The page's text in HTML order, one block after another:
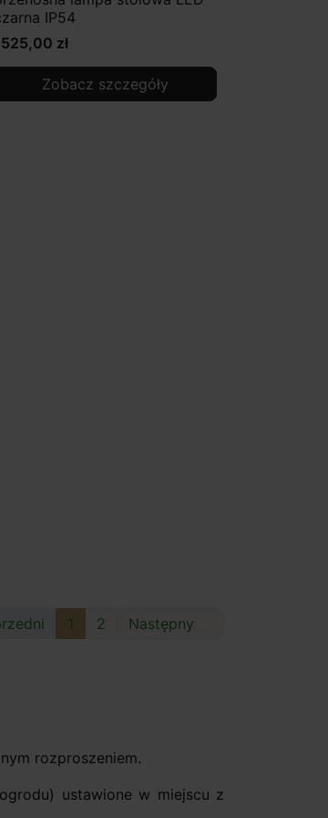
IP54
525,00 zł
Zobacz szczegóły
1 2 Następny
rozproszeniem.
ustawione w miejscu z